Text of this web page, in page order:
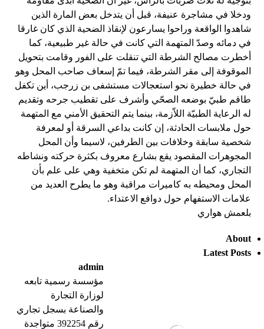
ودخلا في مشاجرة عنيفة، قبل أن يتدخل بعض المارة الذين
شاهدوا الواقعة وراحوا يسارعون لإنقاذ الضحية الذي كان غارقا
في دمائه وصدّ المتهمة التي كانت في حالة غير طبيعية، كما
أخطرت مصالح الشرطة التي تنقلت على الفور وقامت بتحويل
الموقوفة إلى مقر الشرطة، فيما تمّ إسعاف صاحب المحل وهو
في حالة خطيرة نحو استعجالات مستشفى بن زرجب، أين تكفل
طاقم طبيّ بوضعه الصحّي وأشرف على تقطيب جرحه وتقديم
له الرعاية الطبيّة اللاّزمة، بينما يتم التحقيق الأمني مع المتهمة
حول ملابسات الحادثة، إن كانت بداعي السرقة أو لمعرفة
شخصية سابقة وخلافات بين الطرفين، لاسيما وأن المحل
المجوهرات المقصود يقع بشارع معروف بكثرة حركته ونشاطه
التجاري، كما أن المتهمة لم تكن متخفية وهي على علم بأن
المحل ومحيطه به كاميرات مراقبة وهو ما يطرح العديد من
علامات الاستفهام حول دوافع الاعتداء.
بلعمش هواري
About
Latest Posts
admin
مؤسسة رسمية تابعه
لوزارة التجارة
والصناعة بسجل تجاري
رقم 392254 متواجدة